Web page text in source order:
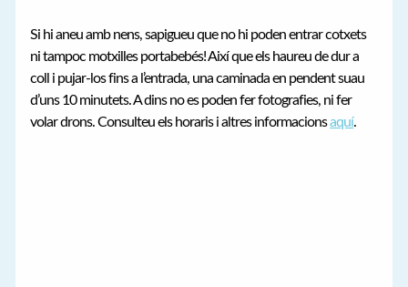
Si hi aneu amb nens, sapigueu que no hi poden entrar cotxets
ni tampoc motxilles portabebés! Així que els haureu de dur a
coll i pujar-los fins a l’entrada, una caminada en pendent suau
d’uns 10 minutets. A dins no es poden fer fotografies, ni fer
volar drons. Consulteu els horaris i altres informacionsaquí.